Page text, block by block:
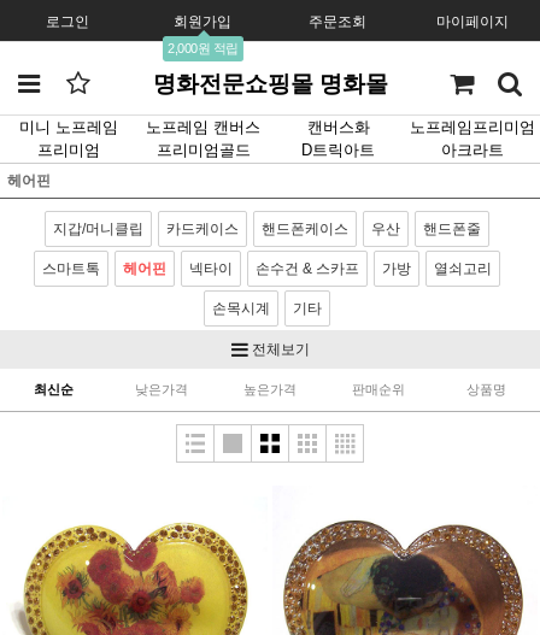
로그인 회원가입
2,000원 적립
주문조회 마이페이지
명화전문쇼핑몰 명화몰
미니 노프레임 노프레임 캔버스 캔버스화
노프레임프리미엄
프리미엄
프리미엄골드 D트릭아트 아크라트
헤어핀
지갑/머니클립 카드케이스 핸드폰케이스 우산 핸드폰줄
스마트톡 헤어핀 넥타이 손수건 & 스카프 가방 열쇠고리
손목시계 기타
전체보기
최신순 낮은가격 높은가격 판매순위 상품명